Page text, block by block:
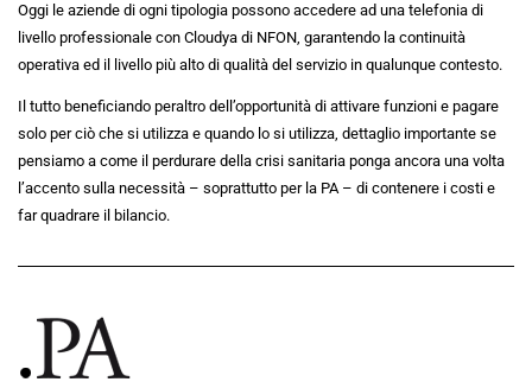
Oggi le aziende di ogni tipologia possono accedere ad una telefonia di
livello professionale con Cloudya di NFON, garantendo la continuità
operativa ed il livello più alto di qualità del servizio in qualunque contesto.
Il tutto beneficiando peraltro dell’opportunità di attivare funzioni e pagare
solo per ciò che si utilizza e quando lo si utilizza, dettaglio importante se
pensiamo a come il perdurare della crisi sanitaria ponga ancora una volta
l’accento sulla necessità – soprattutto per la PA – di contenere i costi e
far quadrare il bilancio.